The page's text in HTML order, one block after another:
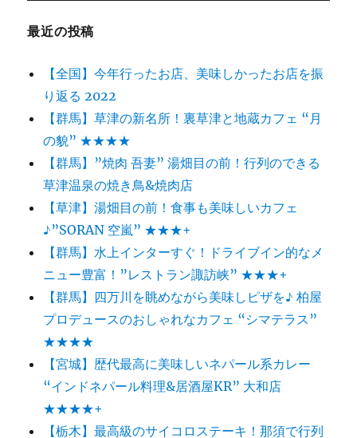
極
寒
ュ
フ
で
眠
イ
ロ
ジ”宿
泊
体
[し
か
り
湖
コ
最近の投稿
【全国】今年行ったお店、美味しかったお店を振
り返る 2022
【群馬】草津の新名所！裏草津と地蔵カフェ “月
の貌” ★★★★
【群馬】”焼肉 吾妻” 湯畑目の前！行列のできる
草津温泉の焼き鳥&焼肉店
【草津】湯畑目の前！食事も美味しいカフェ
♪”SORAN 空嵐” ★★★+
【群馬】水上インターすぐ！ドライブイン的なメ
ニュー豊富！”レストラン諏訪峡” ★★★+
【群馬】四万川を眺めながら美味しピザを♪ 柏屋
プロデュースのおしゃれなカフェ “シマテラス”
★★★★
【宮城】歴代最高に美味しいネパール系カレー
“インドネパール料理&居酒屋KR” 大和店
★★★★+
【栃木】最高級のサイコロステーキ！那須で行列